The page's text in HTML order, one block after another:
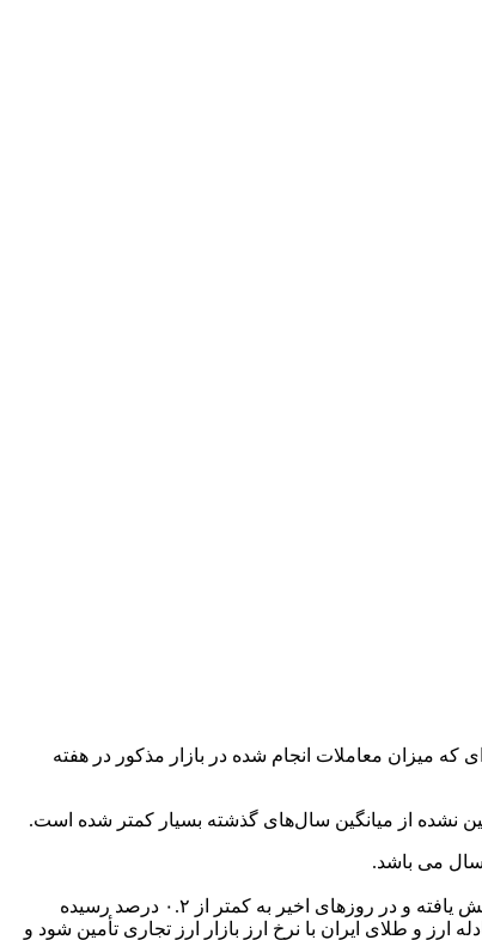
که میزان معاملات انجام شده در بازار مذکور در هفته
نشده از میانگین سال‌های گذشته بسیار کمتر شده است.
سال می باشد.
گفتنی است؛ با سازوکارهای طراحی شده، نوسانات نرخ ارز در این بازار از ۹ درصد در روز نخست توسعه یکپارچه‌سازی بازار ارز تجاری، بتدریج کاهش یافته و در روزهای اخیر به کمتر از ۰.۲ درصد رسیده
و طلای ایران با نرخ ارز بازار ارز تجاری تأمین شود و